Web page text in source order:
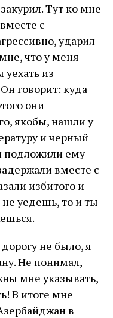
Тут ко мне
с
ударил
что у меня
уехать из
говорит: куда
они
якобы, нашли у
и черный
подложили ему
вместе с
избитого и
не уедешь, то и ты
не было, я
Не понимал,
мне указывать,
В итоге мне
в